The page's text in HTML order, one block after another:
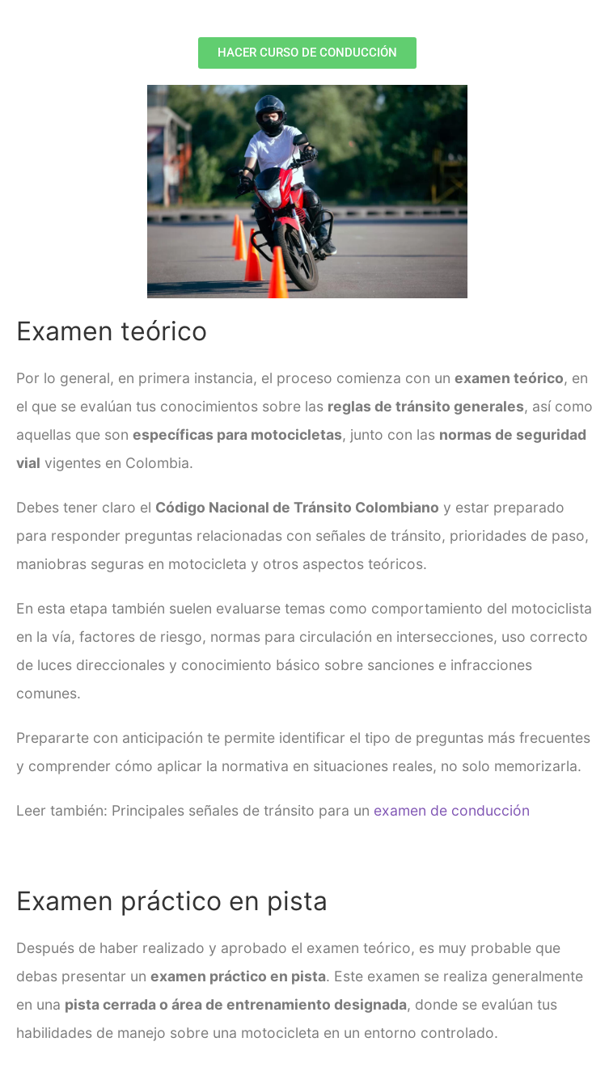
HACER CURSO DE CONDUCCIÓN
Examen teórico
Por lo general, en primera instancia, el proceso comienza con un examen teórico, en
el que se evalúan tus conocimientos sobre las reglas de tránsito generales, así como
aquellas que son específicas para motocicletas, junto con las normas de seguridad
vial vigentes en Colombia.
Debes tener claro el Código Nacional de Tránsito Colombiano y estar preparado
para responder preguntas relacionadas con señales de tránsito, prioridades de paso,
maniobras seguras en motocicleta y otros aspectos teóricos.
En esta etapa también suelen evaluarse temas como comportamiento del motociclista
en la vía, factores de riesgo, normas para circulación en intersecciones, uso correcto
de luces direccionales y conocimiento básico sobre sanciones e infracciones
comunes.
Prepararte con anticipación te permite identificar el tipo de preguntas más frecuentes
y comprender cómo aplicar la normativa en situaciones reales, no solo memorizarla.
Leer también: Principales señales de tránsito para un examen de conducción
Examen práctico en pista
Después de haber realizado y aprobado el examen teórico, es muy probable que
debas presentar un examen práctico en pista. Este examen se realiza generalmente
en una pista cerrada o área de entrenamiento designada, donde se evalúan tus
habilidades de manejo sobre una motocicleta en un entorno controlado.